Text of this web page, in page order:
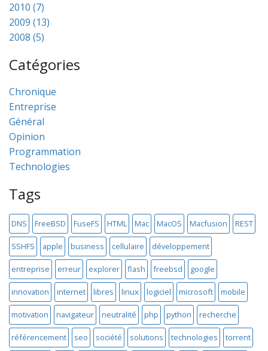
2010 (7)
2009 (13)
2008 (5)
Catégories
Chronique
Entreprise
Général
Opinion
Programmation
Technologies
Tags
DNS FreeBSD FuseFS HTML Mac MacOS Macfusion REST
SSHFS apple business cellulaire développement
entreprise erreur explorer flash freebsd google
innovation internet libres linux logiciel microsoft mobile
motivation navigateur neutralité php python recherche
référencement seo société solutions technologies torrent